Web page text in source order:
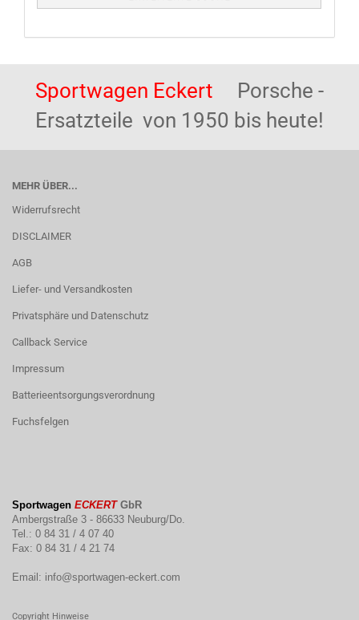
Sportwagen Eckert Porsche -
Ersatzteile von 1950 bis heute!
MEHR ÜBER...
Widerrufsrecht
DISCLAIMER
AGB
Liefer- und Versandkosten
Privatsphäre und Datenschutz
Callback Service
Impressum
Batterieentsorgungsverordnung
Fuchsfelgen
Sportwagen ECKERTGbR
Ambergstraße 3 - 86633 Neuburg/Do.
Tel.: 0 84 31 / 4 07 40
Fax: 0 84 31 / 4 21 74
Email: info@sportwagen-eckert.com
Copyright Hinweise